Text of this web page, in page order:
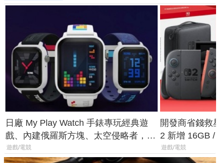
日廠 My Play Watch 手錶專玩經典遊
戲、內建俄羅斯方塊、太空侵略者，不
過竟然不能連手機？
遊戲/電競
開發商省錢救
2 新增 16GB /
選擇
遊戲/電競